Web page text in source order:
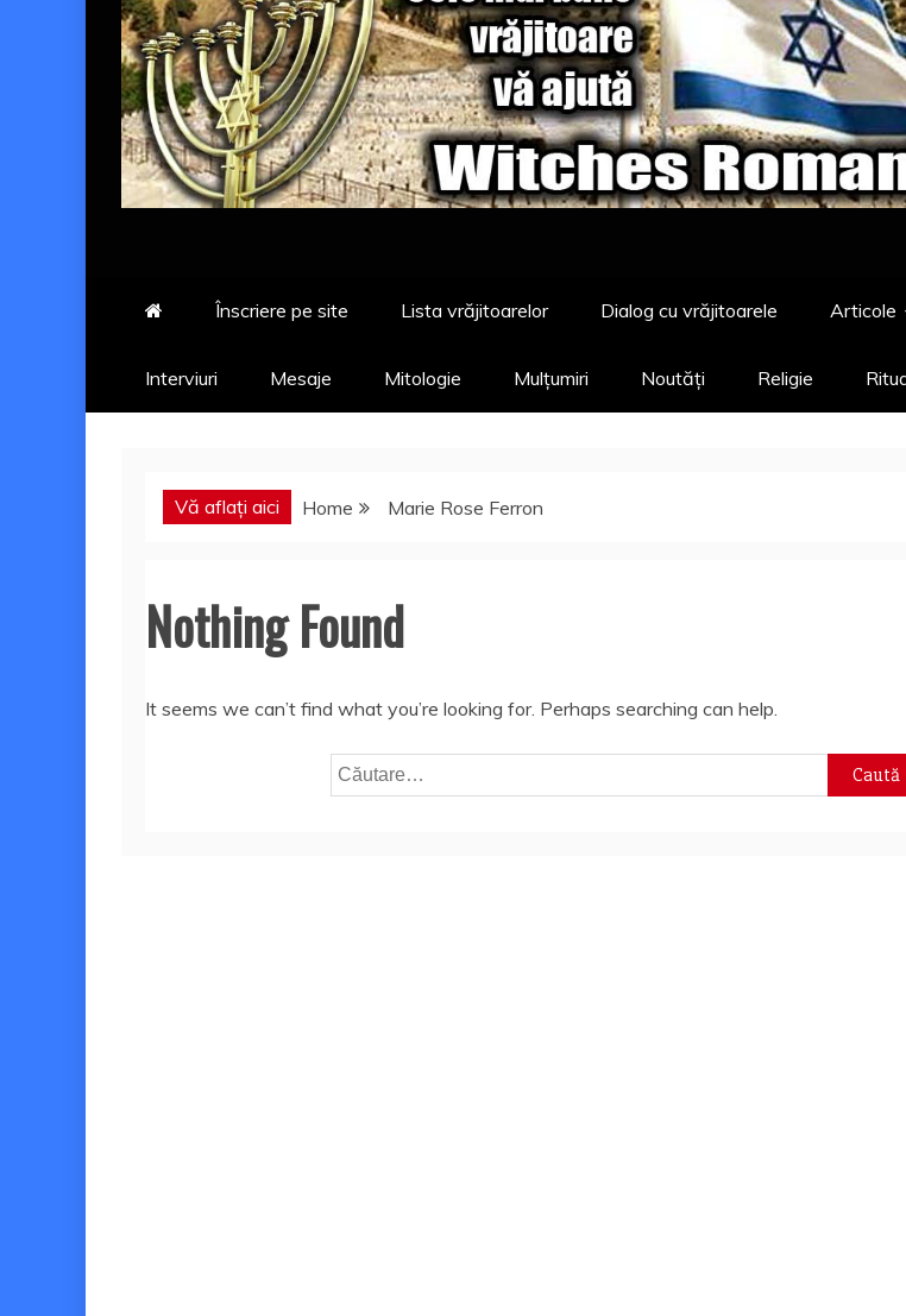
Înscriere pe site Lista vrăjitoarelor Dialog cu vrăjitoarele Articole
Interviuri Mesaje Mitologie Mulțumiri Noutăți Religie
Vă aflați aici Home Marie Rose Ferron
Nothing Found
It seems we can’t find what you’re looking for. Perhaps searching can help.
Caută
după: